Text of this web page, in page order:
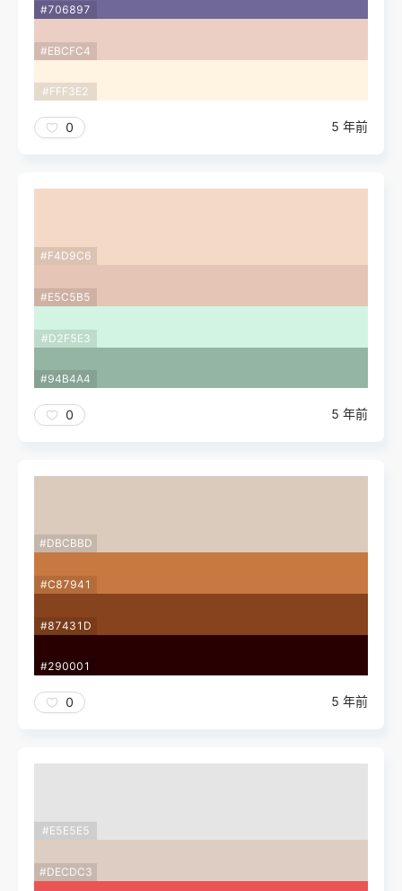
#706897
#EBCFC4
#FFF3E2
0 5 年前
#F4D9C6
#E5C5B5
#D2F5E3
#94B4A4
0 5 年前
#DBCBBD
#C87941
#87431D
#290001
0 5 年前
#E5E5E5
#DECDC3